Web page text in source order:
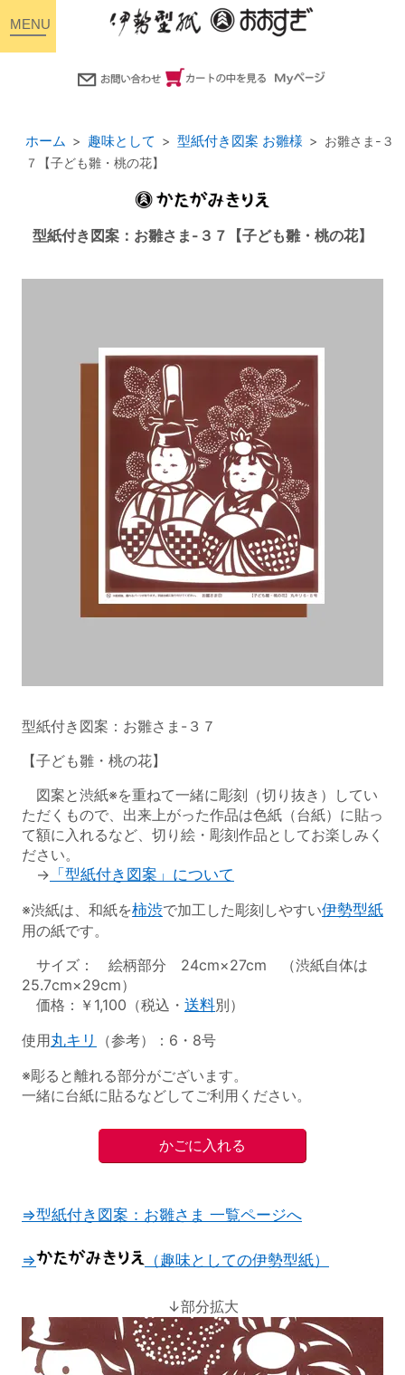
ホーム 趣味として 型紙付き図案 お雛様
お雛さま-３
７【子ども雛・桃の花】
型紙付き図案：お雛さま-３７【子ども雛・桃の花】
型紙付き図案：お雛さま-３７
【子ども雛・桃の花】
図案と渋紙※を重ねて一緒に彫刻（切り抜き）してい
ただくもので、出来上がった作品は色紙（台紙）に貼っ
て額に入れるなど、切り絵・彫刻作品としてお楽しみく
ださい。
→ 「型紙付き図案」について
※渋紙は、和紙を柿渋で加工した彫刻しやすい伊勢型紙
用の紙です。
サイズ： 絵柄部分 24cm×27cm （渋紙自体は
25.7cm×29cm）
価格：￥1,100（税込・ 送料別）
使用丸キリ
（参考）：6・8号
※彫ると離れる部分がございます。
一緒に台紙に貼るなどしてご利用ください。
⇒型紙付き図案：お雛さま 一覧ページへ
⇒ （趣味としての伊勢型紙）
↓部分拡大
toggle
navigation